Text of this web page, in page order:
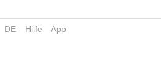
DE Hilfe App